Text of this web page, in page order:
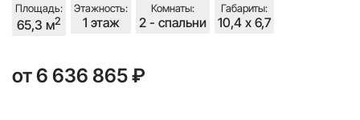
Площадь:
65,3 м2
Этажность:
1 этаж
Комнаты:
2 - спальни
Габариты:
10,4 х 6,7
от 6 636 865 ₽